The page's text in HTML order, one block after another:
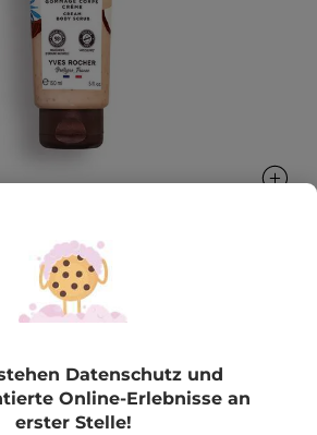
Creme Kokosnuss
ihr einen zarten Duft.
150 ml
(216)BEWERTUNG VERFASSEN
Datenschutz und
Online-Erlebnisse an
erster Stelle!